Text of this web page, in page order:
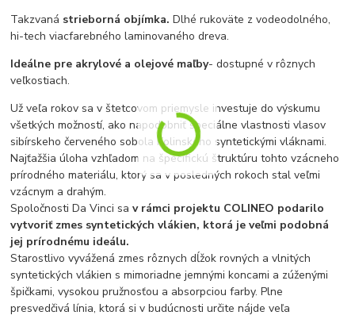
Takzvaná strieborná objímka. Dlhé rukoväte z vodeodolného,
hi-tech viacfarebného laminovaného dreva.
Ideálne pre akrylové a olejové maľby- dostupné v rôznych
veľkostiach.
Už veľa rokov sa v štetcovom priemysle investuje do výskumu
všetkých možností, ako napodobniť špeciálne vlastnosti vlasov
sibírskeho červeného sobola Kolinského syntetickými vláknami.
Najťažšia úloha vzhľadom na špecifickú štruktúru tohto vzácneho
prírodného materiálu, ktorý sa v posledných rokoch stal veľmi
vzácnym a drahým.
Spoločnosti Da Vinci sav rámci projektu COLINEO podarilo
vytvoriť zmes syntetických vlákien, ktorá je veľmi podobná
jej prírodnému ideálu.
Starostlivo vyvážená zmes rôznych dĺžok rovných a vlnitých
syntetických vlákien s mimoriadne jemnými koncami a zúženými
špičkami, vysokou pružnosťou a absorpciou farby. Plne
presvedčivá línia, ktorá si v budúcnosti určite nájde veľa